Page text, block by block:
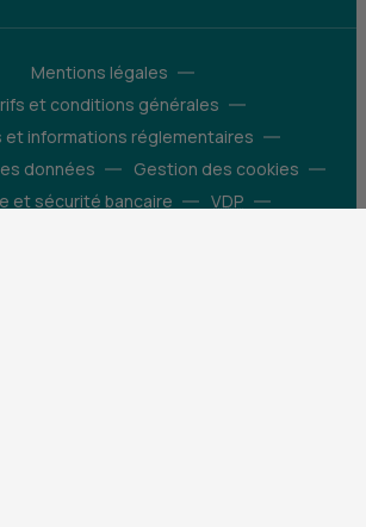
Mentions légales
et conditions générales
et informations réglementaires
données
Gestion des cookies
et sécurité bancaire
VDP